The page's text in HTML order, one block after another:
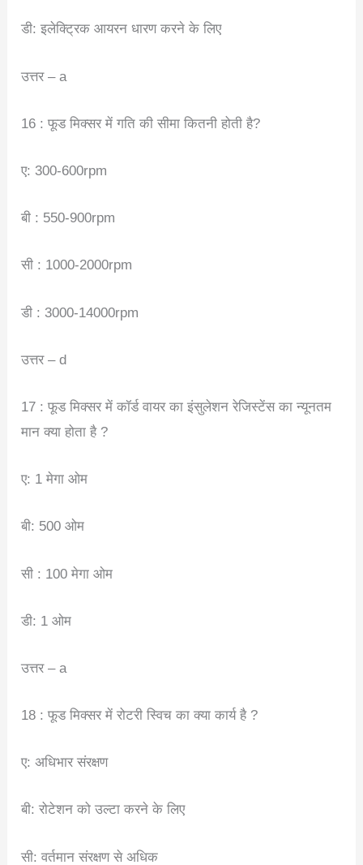
डी: इलेक्ट्रिक आयरन धारण करने के लिए
उत्तर – a
16 : फूड मिक्सर में गति की सीमा कितनी होती है?
ए: 300-600rpm
बी : 550-900rpm
सी : 1000-2000rpm
डी : 3000-14000rpm
उत्तर – d
17 : फूड मिक्सर में कॉर्ड वायर का इंसुलेशन रेजिस्टेंस का न्यूनतम
मान क्या होता है ?
ए: 1 मेगा ओम
बी: 500 ओम
सी : 100 मेगा ओम
डी: 1 ओम
उत्तर – a
18 : फूड मिक्सर में रोटरी स्विच का क्या कार्य है ?
ए: अधिभार संरक्षण
बी: रोटेशन को उल्टा करने के लिए
सी: वर्तमान संरक्षण से अधिक